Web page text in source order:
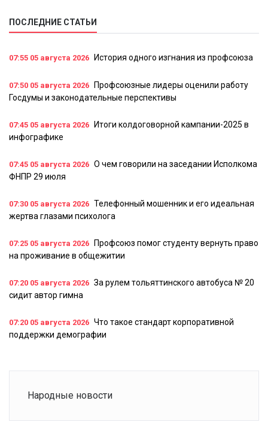
ПОСЛЕДНИЕ СТАТЬИ
07:55 05 августа 2026 История одного изгнания из профсоюза
07:50 05 августа 2026
Профсоюзные лидеры оценили работу
Госдумы и законодательные перспективы
07:45 05 августа 2026
Итоги колдоговорной кампании-2025 в
инфографике
07:45 05 августа 2026 О чем говорили на заседании Исполкома
ФНПР 29 июля
07:30 05 августа 2026 Телефонный мошенник и его идеальная
жертва глазами психолога
07:25 05 августа 2026
Профсоюз помог студенту вернуть право
на проживание в общежитии
07:20 05 августа 2026 За рулем тольяттинского автобуса № 20
сидит автор гимна
07:20 05 августа 2026 Что такое стандарт корпоративной
поддержки демографии
Народные новости